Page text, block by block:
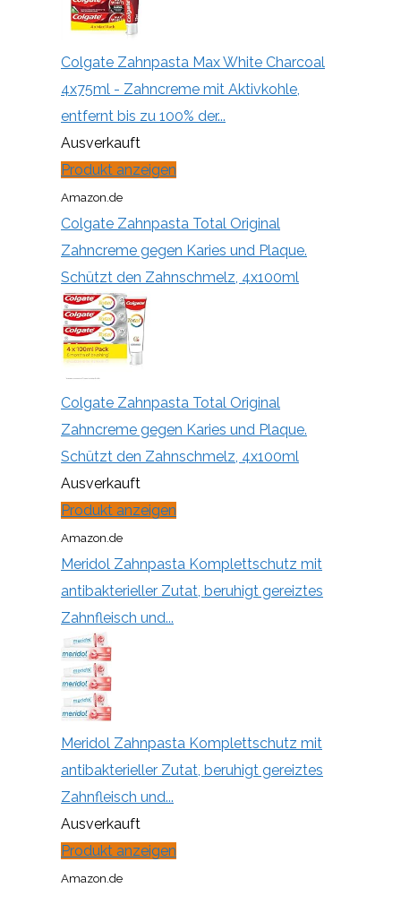
Colgate Zahnpasta Max White Charcoal
4x75ml - Zahncreme mit Aktivkohle,
entfernt bis zu 100% der...
Ausverkauft
Produkt anzeigen
Amazon.de
Colgate Zahnpasta Total Original
Zahncreme gegen Karies und Plaque.
Schützt den Zahnschmelz, 4x100ml
Colgate Zahnpasta Total Original
Zahncreme gegen Karies und Plaque.
Schützt den Zahnschmelz, 4x100ml
Ausverkauft
Produkt anzeigen
Amazon.de
Meridol Zahnpasta Komplettschutz mit
antibakterieller Zutat, beruhigt gereiztes
Zahnfleisch und...
Meridol Zahnpasta Komplettschutz mit
antibakterieller Zutat, beruhigt gereiztes
Zahnfleisch und...
Ausverkauft
Produkt anzeigen
Amazon.de